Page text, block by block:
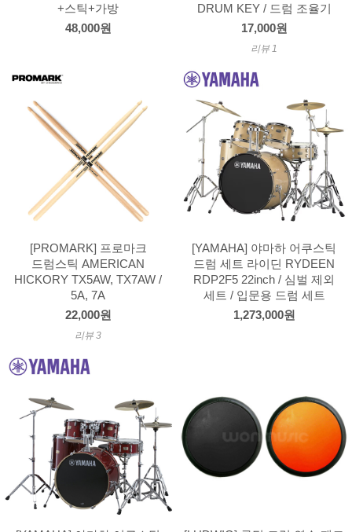
+스틱+가방
48,000원
DRUM KEY / 드럼 조율기
17,000원
리뷰 1
[PROMARK] 프로마크
드럼스틱 AMERICAN
HICKORY TX5AW, TX7AW /
5A, 7A
22,000원
리뷰 3
[YAMAHA] 야마하 어쿠스틱
드럼 세트 라이딘 RYDEEN
RDP2F5 22inch / 심벌 제외
세트 / 입문용 드럼 세트
1,273,000원